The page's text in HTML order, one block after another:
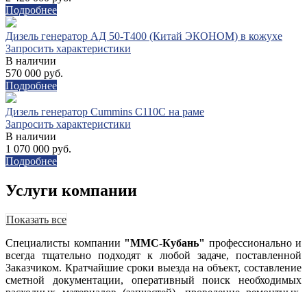
Подробнее
Дизель генератор АД 50-Т400 (Китай ЭКОНОМ) в кожухе
Запросить характеристики
В наличии
570 000 руб.
Подробнее
Дизель генератор Cummins C110C на раме
Запросить характеристики
В наличии
1 070 000 руб.
Подробнее
Услуги компании
Показать все
Специалисты компании "ММС-Кубань" профессионально и
всегда тщательно подходят к любой задаче, поставленной
Заказчиком. Кратчайшие сроки выезда на объект, составление
сметной документации, оперативный поиск необходимых